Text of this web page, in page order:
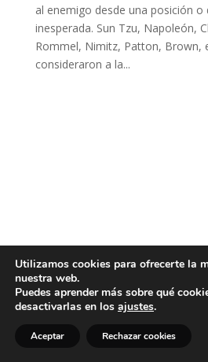
al enemigo desde una posición o
inesperada. Sun Tzu, Napoleón,
Rommel, Nimitz, Patton, Brown,
consideraron a la...
Utilizamos cookies para ofrecerte la
nuestra web.
Puedes aprender más sobre qué
desactivarlas en los ajustes.
Aceptar Rechazar cookies